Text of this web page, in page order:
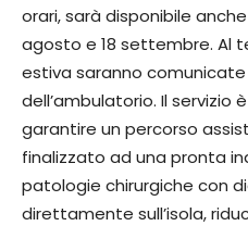
orari, sarà disponibile anche
agosto e 18 settembre. Al
estiva saranno
dell’ambulatorio. Il
garantire un percorso
finalizzato ad una pronta
patologie chirurgiche con
direttamente sull’isola,